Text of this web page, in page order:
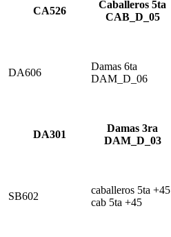
CA526
Caballeros 5ta
CAB_D_05
DA606
Damas 6ta
DAM_D_06
DA301
Damas 3ra
DAM_D_03
SB602
caballeros 5ta +45
cab 5ta +45